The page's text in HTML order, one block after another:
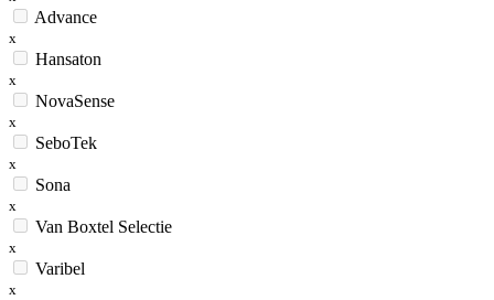
Advance
x
Hansaton
x
NovaSense
x
SeboTek
x
Sona
x
Van Boxtel Selectie
x
Varibel
x